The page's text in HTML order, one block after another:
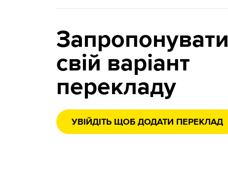
Запропонувати
свій варіант
перекладу
УВІЙДІТЬ ЩОБ ДОДАТИ ПЕРЕКЛАД